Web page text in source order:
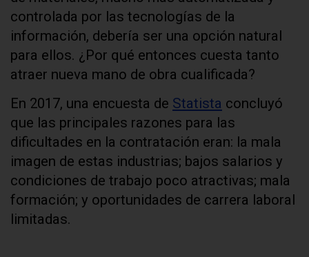
controlada por las tecnologías de la
información, debería ser una opción natural
para ellos. ¿Por qué entonces cuesta tanto
atraer nueva mano de obra cualificada?
En 2017, una encuesta de Statista concluyó
que las principales razones para las
dificultades en la contratación eran: la mala
imagen de estas industrias; bajos salarios y
condiciones de trabajo poco atractivas; mala
formación; y oportunidades de carrera laboral
limitadas.